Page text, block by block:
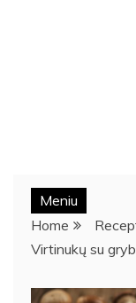
Meniu
Home
Virtinukų su